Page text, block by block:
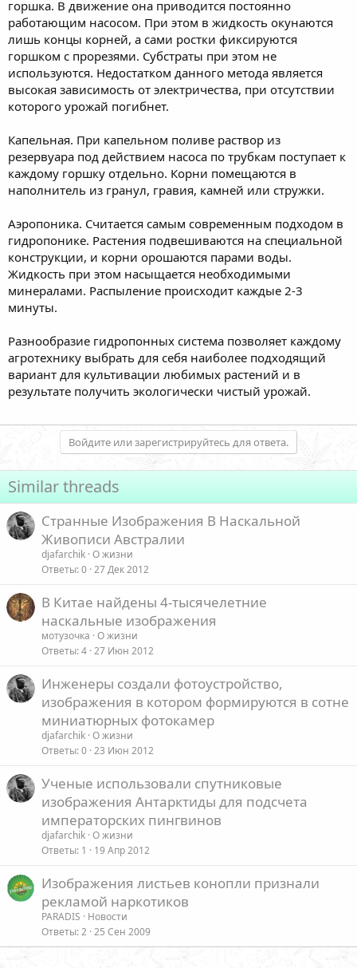
горшка. В движение она приводится постоянно
работающим насосом. При этом в жидкость окунаются
лишь концы корней, а сами ростки фиксируются
горшком с прорезями. Субстраты при этом не
используются. Недостатком данного метода является
высокая зависимость от электричества, при отсутствии
которого урожай погибнет.
Капельная. При капельном поливе раствор из
резервуара под действием насоса по трубкам поступает к
каждому горшку отдельно. Корни помещаются в
наполнитель из гранул, гравия, камней или стружки.
Аэропоника. Считается самым современным подходом в
гидропонике. Растения подвешиваются на специальной
конструкции, и корни орошаются парами воды.
Жидкость при этом насыщается необходимыми
минералами. Распыление происходит каждые 2-3
минуты.
Разнообразие гидропонных система позволяет каждому
агротехнику выбрать для себя наиболее подходящий
вариант для культивации любимых растений и в
результате получить экологически чистый урожай.
Войдите или зарегистрируйтесь для ответа.
Similar threads
Странные Изображения В Наскальной
Живописи Австралии
djafarchik О жизни
Ответы 0 27 Дек 2012
В Китае найдены 4-тысячелетние
наскальные изображения
мотузочка О жизни
Ответы 4 27 Июн 2012
Инженеры создали фотоустройство,
изображения в котором формируются в сотне
миниатюрных фотокамер
djafarchik О жизни
Ответы 0 23 Июн 2012
Ученые использовали спутниковые
изображения Антарктиды для подсчета
императорских пингвинов
djafarchik О жизни
Ответы 1 19 Апр 2012
Изображения листьев конопли признали
рекламой наркотиков
PARADIS
Новости
Ответы 2 25 Сен 2009